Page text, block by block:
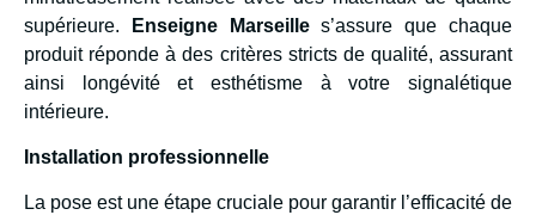
supérieure.
Enseigne Marseilles’assure que chaque
produit réponde à des critères stricts de qualité, assurant
ainsi longévité et esthétisme à votre signalétique
intérieure.
Installation professionnelle
La pose est une étape cruciale pour garantir l’efficacité de